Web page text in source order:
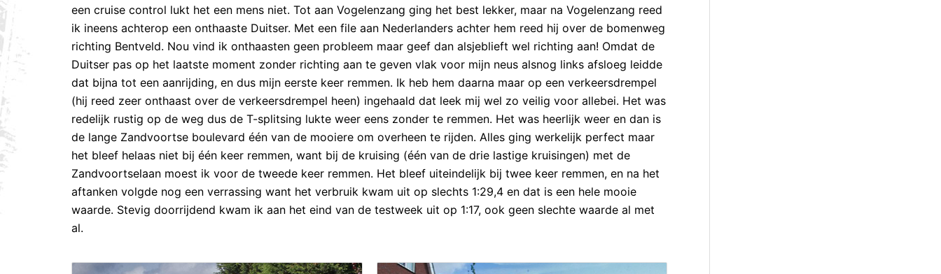
een cruise control lukt het een mens niet. Tot aan Vogelenzang ging het best lekker, maar na Vogelenzang reed
ik ineens achterop een onthaaste Duitser. Met een file aan Nederlanders achter hem reed hij over de bomenweg
richting Bentveld. Nou vind ik onthaasten geen probleem maar geef dan alsjeblieft wel richting aan! Omdat de
Duitser pas op het laatste moment zonder richting aan te geven vlak voor mijn neus alsnog links afsloeg leidde
dat bijna tot een aanrijding, en dus mijn eerste keer remmen. Ik heb hem daarna maar op een verkeersdrempel
(hij reed zeer onthaast over de verkeersdrempel heen) ingehaald dat leek mij wel zo veilig voor allebei. Het was
redelijk rustig op de weg dus de T-splitsing lukte weer eens zonder te remmen. Het was heerlijk weer en dan is
de lange Zandvoortse boulevard één van de mooiere om overheen te rijden. Alles ging werkelijk perfect maar
het bleef helaas niet bij één keer remmen, want bij de kruising (één van de drie lastige kruisingen) met de
Zandvoortselaan moest ik voor de tweede keer remmen. Het bleef uiteindelijk bij twee keer remmen, en na het
aftanken volgde nog een verrassing want het verbruik kwam uit op slechts 1:29,4 en dat is een hele mooie
waarde. Stevig doorrijdend kwam ik aan het eind van de testweek uit op 1:17, ook geen slechte waarde al met
al.